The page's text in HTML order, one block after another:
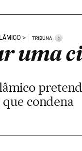
TRIBUNA i
uma
condena